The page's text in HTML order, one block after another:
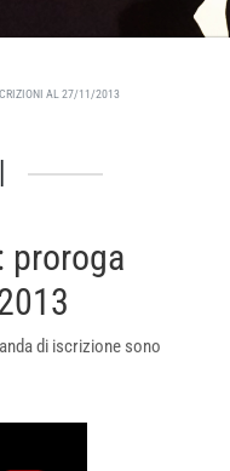
AL 27/11/2013
proroga
di iscrizione sono